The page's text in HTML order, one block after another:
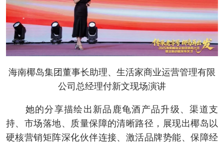
海南椰岛集团董事长助理、生活家商业运营管理有限
公司总经理付新文现场演讲
她的分享描绘出新品鹿龟酒产品升级、渠道支
持、市场落地、质量保障的清晰路径，展现出椰岛以
硬核营销矩阵深化伙伴连接、激活品牌势能、保障经